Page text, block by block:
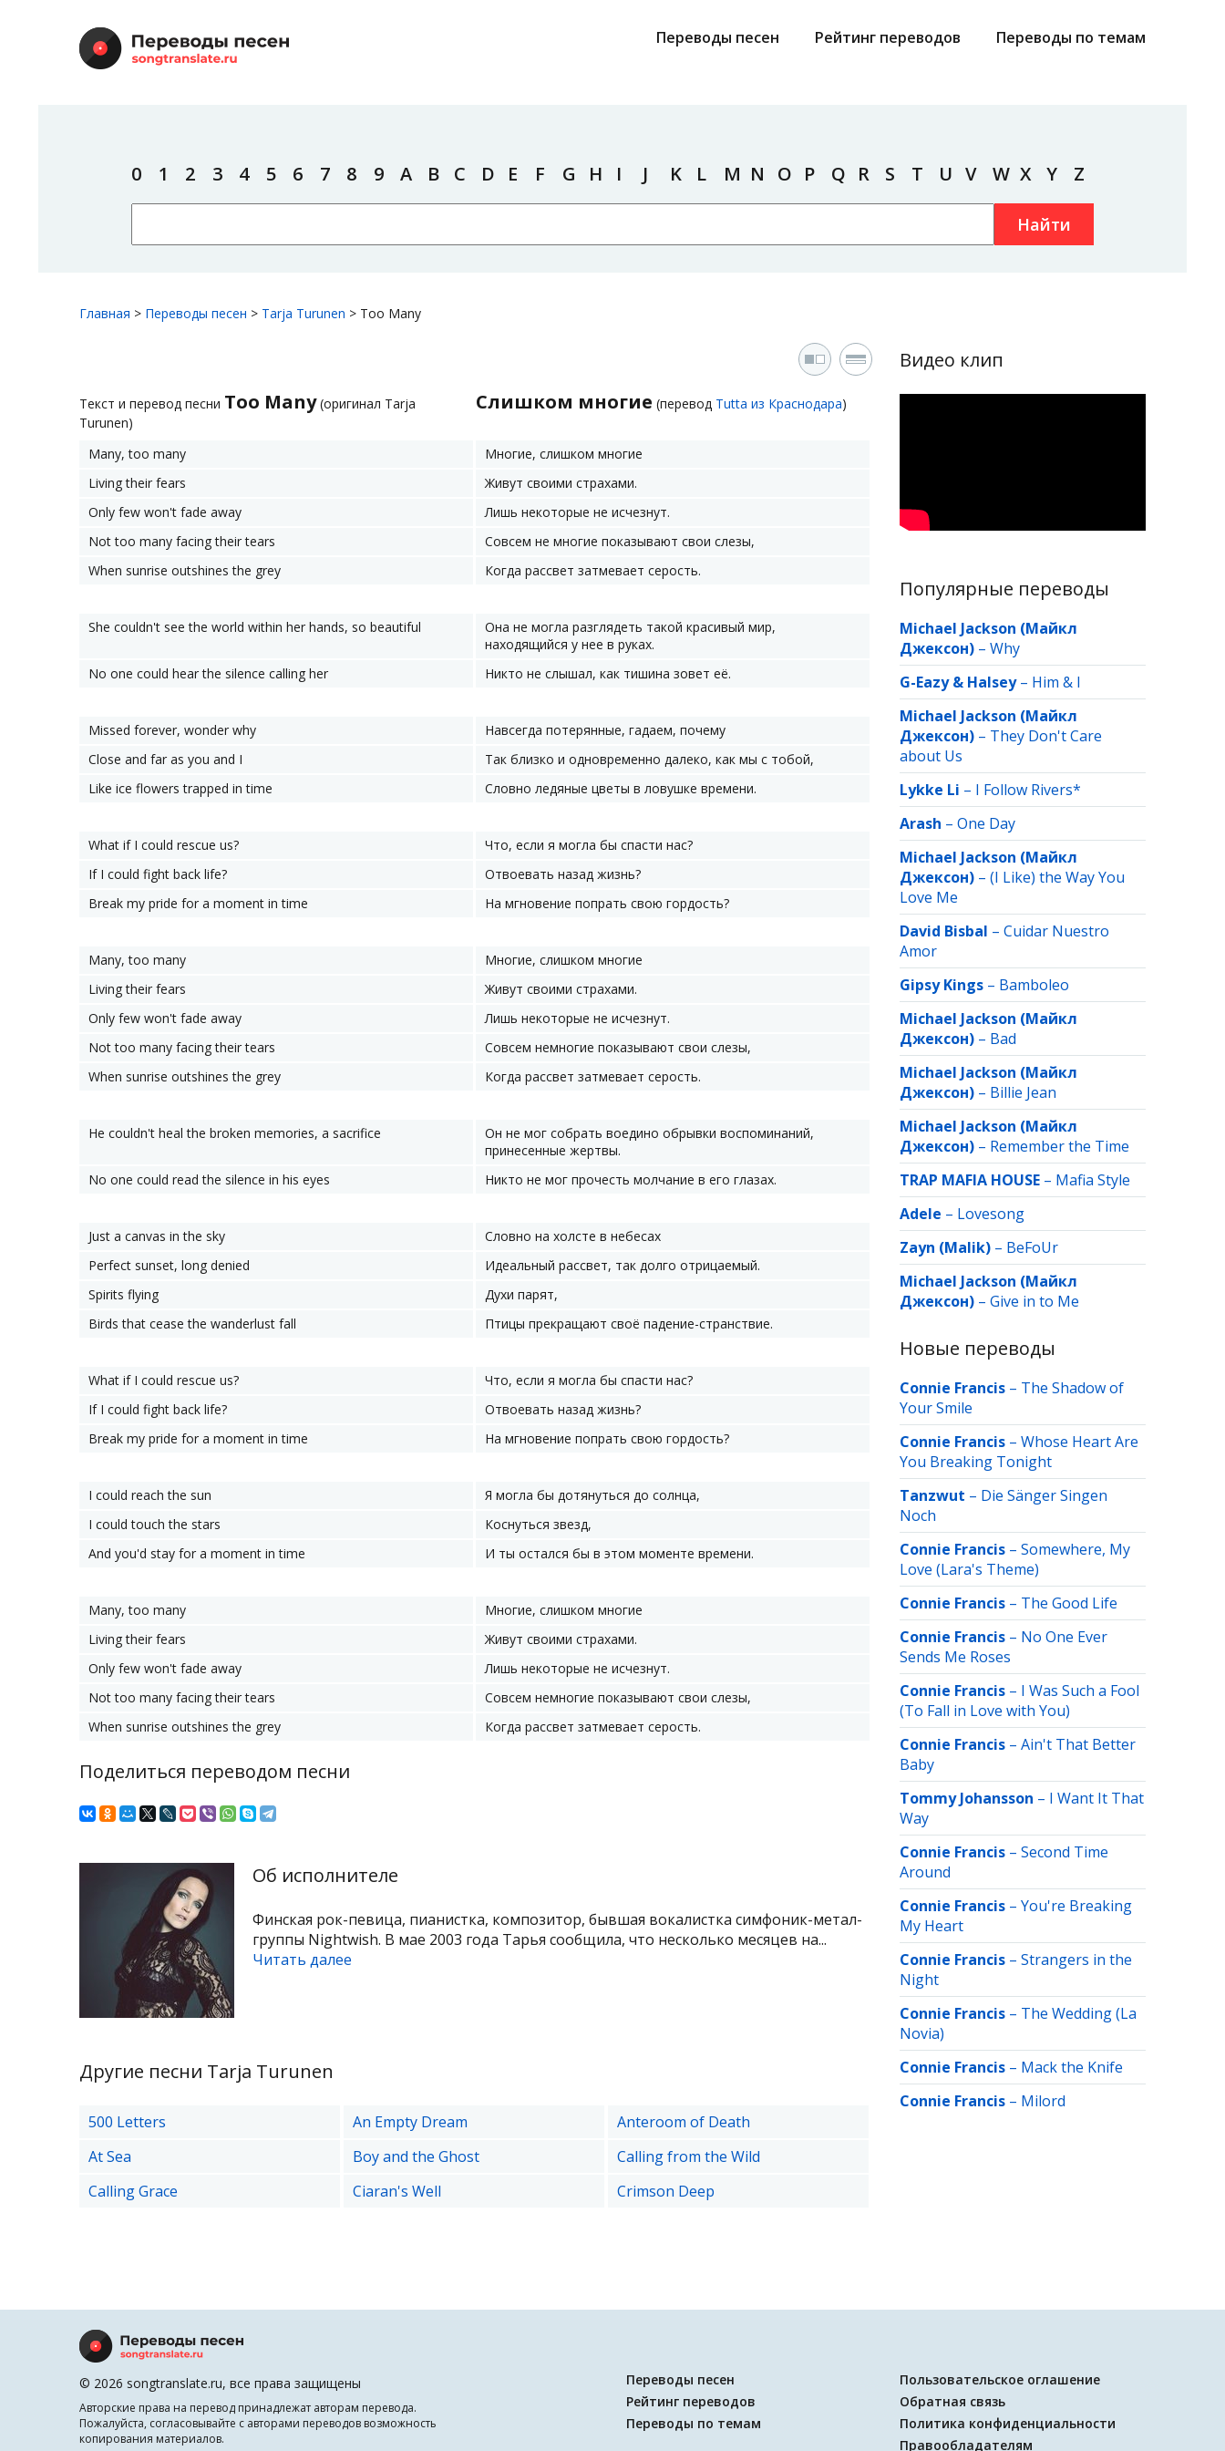
Переводы песен Рейтинг переводов Переводы по темам
0 1 2 3 4 5 6 7 8 9 A B C D E F G H I J K L M N O P Q R S T U V W X Y Z
Найти
Главная > Переводы песен > Tarja Turunen > Too Many
Текст и перевод песни Too Many(оригинал Tarja
Turunen)
Слишком многие (перевод Tutta из Краснодара)
Many, too many
Многие, слишком многие
Living their fears
Живут своими страхами.
Only few won't fade away
Лишь некоторые не исчезнут.
Not too many facing their tears
Совсем не многие показывают свои слезы,
When sunrise outshines the grey
Когда рассвет затмевает серость.
She couldn't see the world within her hands, so beautiful
Она не могла разглядеть такой красивый мир,
находящийся у нее в руках.
No one could hear the silence calling her
Никто не слышал, как тишина зовет её.
Missed forever, wonder why
Навсегда потерянные, гадаем, почему
Close and far as you and I
Так близко и одновременно далеко, как мы с тобой,
Like ice flowers trapped in time
Словно ледяные цветы в ловушке времени.
What if I could rescue us?
Что, если я могла бы спасти нас?
If I could fight back life?
Отвоевать назад жизнь?
Break my pride for a moment in time
На мгновение попрать свою гордость?
Many, too many
Многие, слишком многие
Living their fears
Живут своими страхами.
Only few won't fade away
Лишь некоторые не исчезнут.
Not too many facing their tears
Совсем немногие показывают свои слезы,
When sunrise outshines the grey
Когда рассвет затмевает серость.
He couldn't heal the broken memories, a sacrifice
Он не мог собрать воедино обрывки воспоминаний,
принесенные жертвы.
No one could read the silence in his eyes
Никто не мог прочесть молчание в его глазах.
Just a canvas in the sky
Словно на холсте в небесах
Perfect sunset, long denied
Идеальный рассвет, так долго отрицаемый.
Spirits flying
Духи парят,
Birds that cease the wanderlust fall
Птицы прекращают своё падение-странствие.
What if I could rescue us?
Что, если я могла бы спасти нас?
If I could fight back life?
Отвоевать назад жизнь?
Break my pride for a moment in time
На мгновение попрать свою гордость?
I could reach the sun
Я могла бы дотянуться до солнца,
I could touch the stars
Коснуться звезд,
And you'd stay for a moment in time
И ты остался бы в этом моменте времени.
Many, too many
Многие, слишком многие
Living their fears
Живут своими страхами.
Only few won't fade away
Лишь некоторые не исчезнут.
Not too many facing their tears
Совсем немногие показывают свои слезы,
When sunrise outshines the grey
Когда рассвет затмевает серость.
Поделиться переводом песни
Об исполнителе
Финская рок-певица, пианистка, композитор, бывшая вокалистка симфоник-метал-
группы Nightwish. В мае 2003 года Тарья сообщила, что несколько месяцев на...
Читать далее
Другие песни Tarja Turunen
500 Letters An Empty Dream
Anteroom of Death
At Sea
Boy and the Ghost
Calling from the Wild
Calling Grace
Ciaran's Well Crimson Deep
Видео клип
Популярные переводы
Michael Jackson (Майкл
Джексон) – Why
G-Eazy & Halsey– Him & I
Michael Jackson (Майкл
Джексон) – They Don't Care
about Us
Lykke Li – I Follow Rivers*
Arash – One Day
Michael Jackson (Майкл
Джексон) – (I Like) the Way You
Love Me
David Bisbal – Cuidar Nuestro
Amor
Gipsy Kings – Bamboleo
Michael Jackson (Майкл
Джексон) – Bad
Michael Jackson (Майкл
Джексон) – Billie Jean
Michael Jackson (Майкл
Джексон) – Remember the Time
TRAP MAFIA HOUSE – Mafia Style
Adele – Lovesong
Zayn (Malik) – BeFoUr
Michael Jackson (Майкл
Джексон) – Give in to Me
Новые переводы
Connie Francis – The Shadow of
Your Smile
Connie Francis – Whose Heart Are
You Breaking Tonight
Tanzwut – Die Sänger Singen
Noch
Connie Francis – Somewhere, My
Love (Lara's Theme)
Connie Francis – The Good Life
Connie Francis – No One Ever
Sends Me Roses
Connie Francis – I Was Such a Fool
(To Fall in Love with You)
Connie Francis – Ain't That Better
Baby
Tommy Johansson – I Want It That
Way
Connie Francis – Second Time
Around
Connie Francis – You're Breaking
My Heart
Connie Francis – Strangers in the
Night
Connie Francis – The Wedding (La
Novia)
Connie Francis – Mack the Knife
Connie Francis – Milord
© 2026 songtranslate.ru, все права защищены
Авторские права на перевод принадлежат авторам перевода.
Пожалуйста, согласовывайте с авторами переводов возможность
копирования материалов.
Пользовательское оглашение
Обратная связь
Политика конфиденциальности
Правообладателям
Переводы песен
Рейтинг переводов
Переводы по темам